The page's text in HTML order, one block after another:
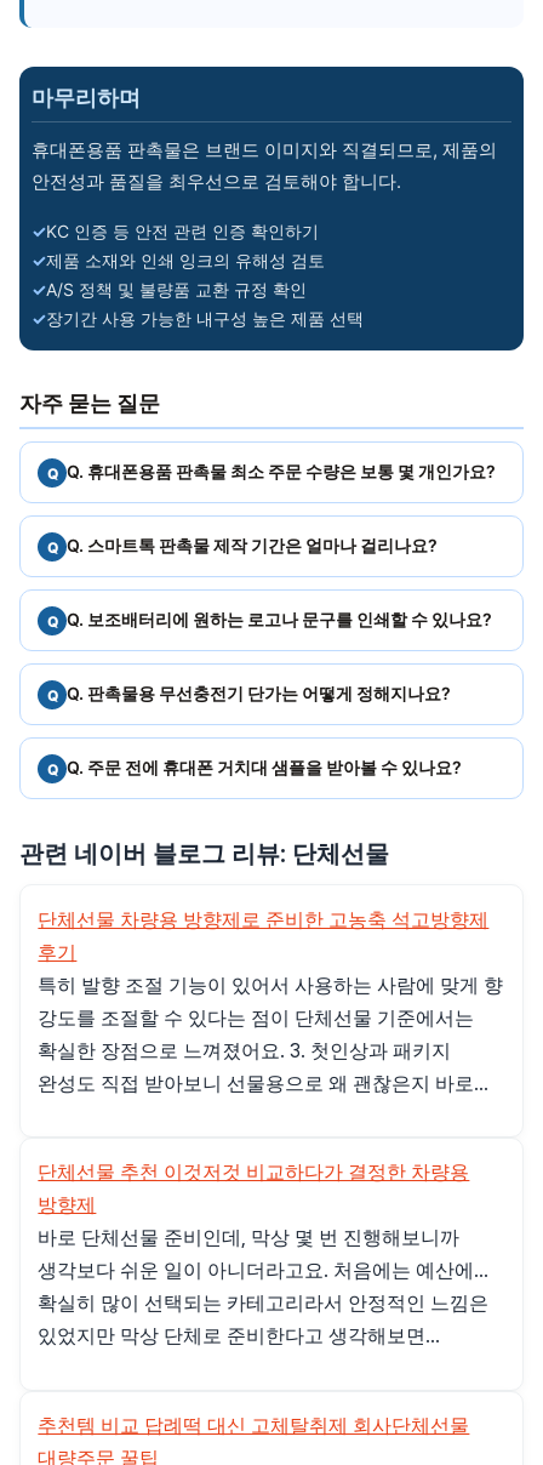
마무리하며
휴대폰용품 판촉물은 브랜드 이미지와 직결되므로, 제품의
안전성과 품질을 최우선으로 검토해야 합니다.
KC 인증 등 안전 관련 인증 확인하기
제품 소재와 인쇄 잉크의 유해성 검토
A/S 정책 및 불량품 교환 규정 확인
장기간 사용 가능한 내구성 높은 제품 선택
자주 묻는 질문
Q. 휴대폰용품 판촉물 최소 주문 수량은 보통 몇 개인가요?
Q. 스마트톡 판촉물 제작 기간은 얼마나 걸리나요?
Q. 보조배터리에 원하는 로고나 문구를 인쇄할 수 있나요?
Q. 판촉물용 무선충전기 단가는 어떻게 정해지나요?
Q. 주문 전에 휴대폰 거치대 샘플을 받아볼 수 있나요?
관련 네이버 블로그 리뷰: 단체선물
단체선물 차량용 방향제로 준비한 고농축 석고방향제
후기
특히 발향 조절 기능이 있어서 사용하는 사람에 맞게 향
강도를 조절할 수 있다는 점이 단체선물 기준에서는
확실한 장점으로 느껴졌어요. 3. 첫인상과 패키지
완성도 직접 받아보니 선물용으로 왜 괜찮은지 바로...
단체선물 추천 이것저것 비교하다가 결정한 차량용
방향제
바로 단체선물 준비인데, 막상 몇 번 진행해보니까
생각보다 쉬운 일이 아니더라고요. 처음에는 예산에...
확실히 많이 선택되는 카테고리라서 안정적인 느낌은
있었지만 막상 단체로 준비한다고 생각해보면...
추천템 비교 답례떡 대신 고체탈취제 회사단체선물
대량주문 꿀팁